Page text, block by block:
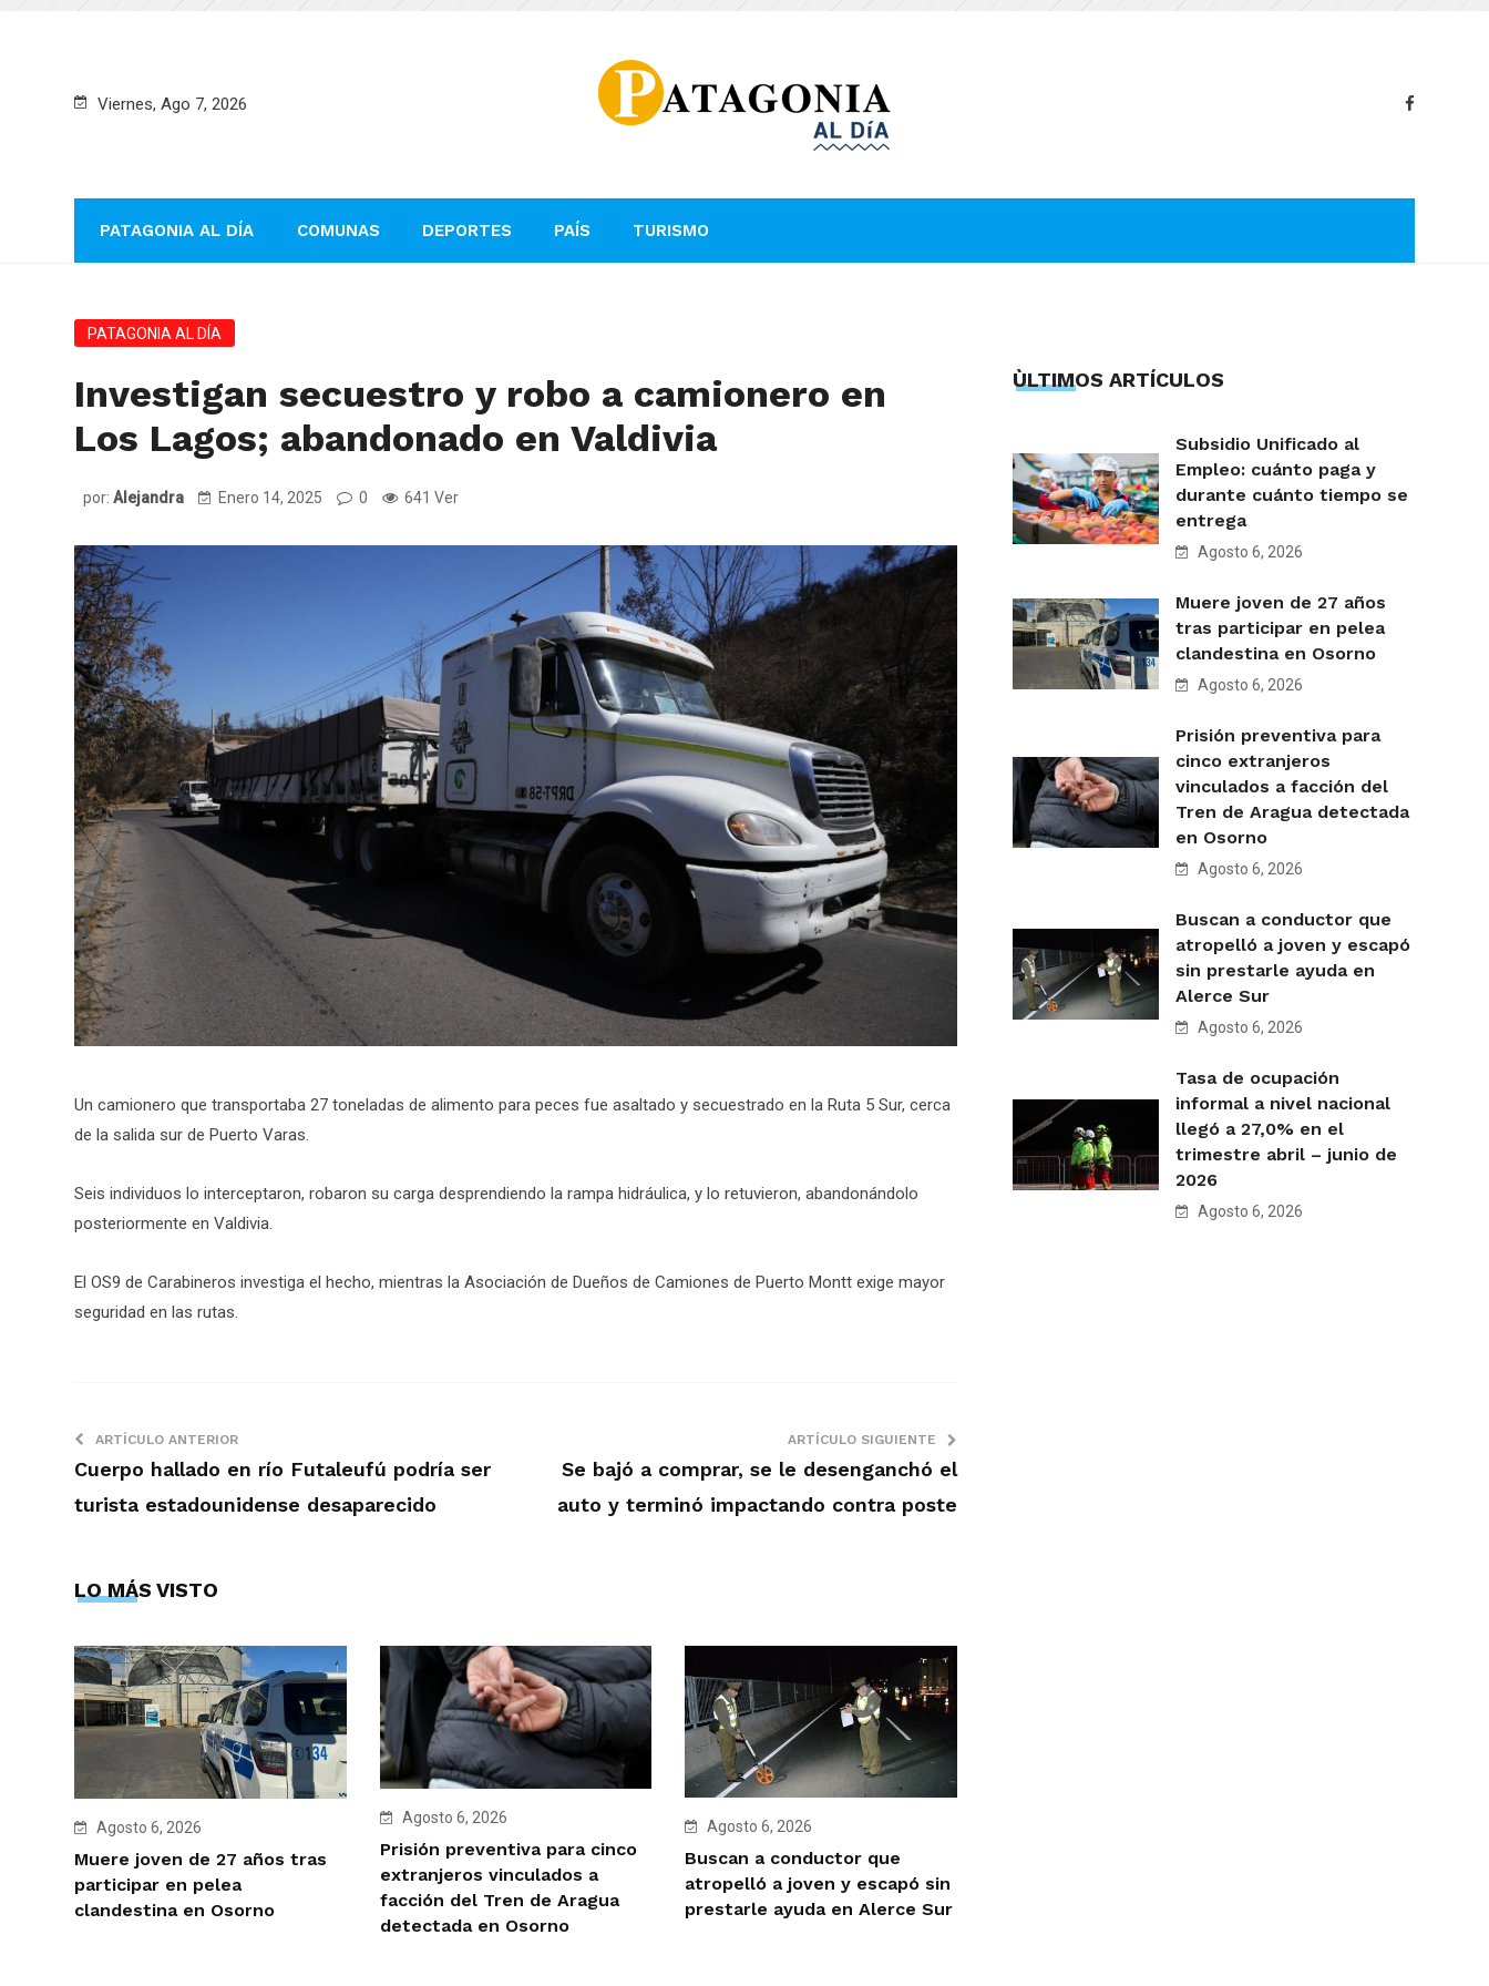
Viernes, Ago 7, 2026
PATAGONIA AL DÍA COMUNAS DEPORTES PAÍS TURISMO
PATAGONIA AL DÍA
Investigan secuestro y robo a camionero en
Los Lagos; abandonado en Valdivia
por: Alejandra Enero 14, 2025 0 641 Ver
Un camionero que transportaba 27 toneladas de alimento para peces fue asaltado y secuestrado en la Ruta 5 Sur, cerca
de la salida sur de Puerto Varas.
Seis individuos lo interceptaron, robaron su carga desprendiendo la rampa hidráulica, y lo retuvieron, abandonándolo
posteriormente en Valdivia.
El OS9 de Carabineros investiga el hecho, mientras la Asociación de Dueños de Camiones de Puerto Montt exige mayor
seguridad en las rutas.
ARTÍCULO ANTERIOR
Cuerpo hallado en río Futaleufú podría ser
turista estadounidense desaparecido
ARTÍCULO SIGUIENTE
Se bajó a comprar, se le desenganchó el
auto y terminó impactando contra poste
LO MÁS VISTO
Agosto 6, 2026
Muere joven de 27 años tras
participar en pelea
clandestina en Osorno
Agosto 6, 2026
Prisión preventiva para cinco
extranjeros vinculados a
facción del Tren de Aragua
detectada en Osorno
Agosto 6, 2026
Buscan a conductor que
atropelló a joven y escapó sin
prestarle ayuda en Alerce Sur
ÙLTIMOS ARTÍCULOS
Subsidio Unificado al
Empleo: cuánto paga y
durante cuánto tiempo se
entrega
Agosto 6, 2026
Muere joven de 27 años
tras participar en pelea
clandestina en Osorno
Agosto 6, 2026
Prisión preventiva para
cinco extranjeros
vinculados a facción del
Tren de Aragua detectada
en Osorno
Agosto 6, 2026
Buscan a conductor que
atropelló a joven y escapó
sin prestarle ayuda en
Alerce Sur
Agosto 6, 2026
Tasa de ocupación
informal a nivel nacional
llegó a 27,0% en el
trimestre abril – junio de
2026
Agosto 6, 2026